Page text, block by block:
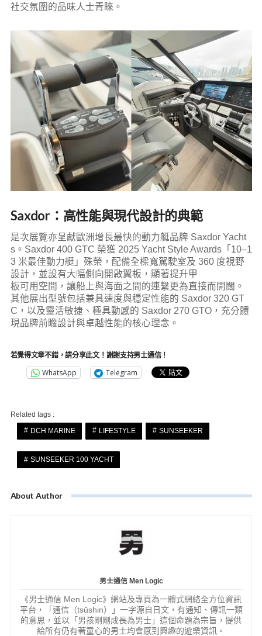
社交氛圍的品味人士青睞。
Saxdor：高性能與現代設計的典範
是次展覽亦呈獻歐洲增長最快的動力艇品牌 Saxdor Yacht
s。Saxdor 400 GTC 榮獲 2025 Yacht Style Awards「10–1
3 米最佳動力艇」殊榮，配備全樑寬駕駛室及 360 度視野
設計，並設有大幅側向開啟翼板，顯著提升甲
板可用空間，讓船上與海面之間的連繫更為直接而開闊。
其他展出型號包括兼具速度與穩定性能的 Saxdor 320 GT
C，以及靈活敏捷、極具動感的 Saxdor 270 GTO，充分體
現品牌前瞻設計與卓越性能的核心理念。
若覺得文章不錯，請分享此文！謝謝支持男士通信！
WhatsApp Telegram
Related tags :
DCH MARINE
LIFESTYLE SUNSEEKER
SUNSEEKER 100 YACHT
About Author
男士通信 Men Logic
《男士通信 Men Logic》網站及專頁為一體式網絡全方位資訊
平台，「通信（tsūshin）」一字源自日文，有通知、傳訊一類
的意思，並以「男孩剛剛成長為男士」這個命題為宗旨，提供
給所有仍有著童心的男士均會感到興趣的遊樂資訊。